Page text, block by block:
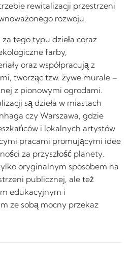
rewitalizacji przestrzeni
rozwoju.
tego typu dzieła coraz
farby,
oraz współpracują z
tworząc tzw. żywe murale –
z pionowymi ogrodami.
są dzieła w miastach
czy Warszawa, gdzie
i lokalnych artystów
pracami promującymi idee
za przyszłość planety.
oryginalnym sposobem na
publicznej, ale też
edukacyjnym i
ze sobą mocny przekaz